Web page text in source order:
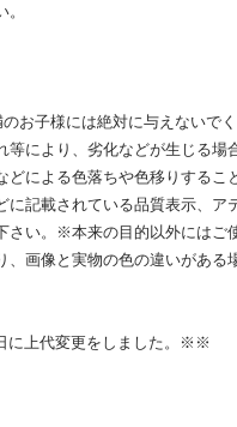
お子様には絶対に与えないで
により、劣化などが生じる場
による色落ちや色移りするこ
記載されている品質表示、ア
さい。※本来の目的以外にはご
画像と実物の色の違いがある
に上代変更をしました。※※